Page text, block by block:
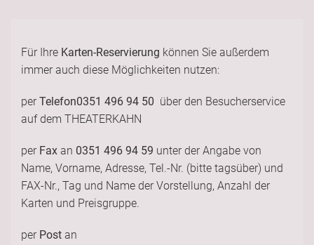
Für Ihre Karten-Reservierung können Sie außerdem
immer auch diese Möglichkeiten nutzen:
perTelefon0351 496 94 50 über den Besucherservice
auf dem THEATERKAHN
per Fax an 0351 496 94 59 unter der Angabe von
Name, Vorname, Adresse, Tel.-Nr. (bitte tagsüber) und
FAX-Nr., Tag und Name der Vorstellung, Anzahl der
Karten und Preisgruppe.
per Post an